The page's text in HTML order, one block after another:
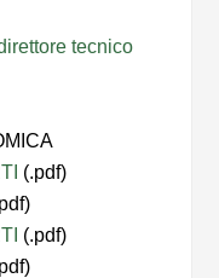
tecnico
(.pdf)
(.pdf)